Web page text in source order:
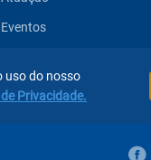
Eventos
uso do nosso
Privacidade.